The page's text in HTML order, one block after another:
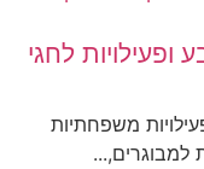
ופעילויות לחגי
משפחתיות
למבוגרים,...